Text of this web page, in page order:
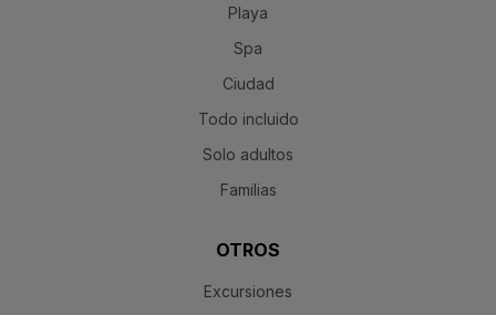
Playa
Spa
Ciudad
Todo incluido
Solo adultos
Familias
OTROS
Excursiones